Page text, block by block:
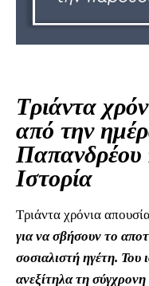
Τριάντα
από την
Παπανδρέου
Ιστορία
Τριάντα χρόνια
για να σβήσουν το
σοσιαλιστή ηγέτη.
ανεξίτηλα τη